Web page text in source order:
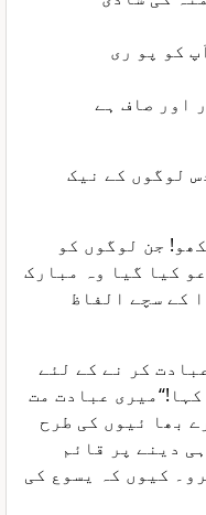
کو پو ری
اور صاف ہے
لوگوں کے نیک
جن لوگوں کو
کیا گیا وہ مبارک
کے سچے الفاظ
کر نے کے لئے
عبادت مت
بھا ئیوں کی طرح
دینے پر قائم
کیوں کہ یسوع کی